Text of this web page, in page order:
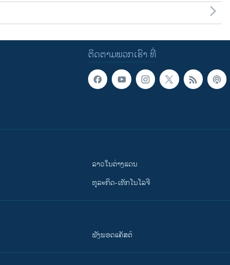
ຕິດຕາມພວກເຮົາ ທີ່
ລາວໃນຕ່າງແດນ
ທຸລະກິດ-ເທັກໂນໂລຈີ
ຟັງພອດແຄັສຕ໌